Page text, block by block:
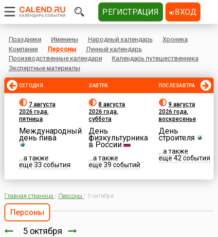
Праздники Именины Народный календарь
Хроника
Компании
Персоны
Лунный календарь
Производственные календари
Календарь путешественника
Экспертные материалы
СЕГОДНЯ
7 августа
2026 года,
пятница
Международный
день пива
...а также
еще 33 события
ЗАВТРА
8 августа
2026 года,
суббота
День
физкультурника
в России
...а также
еще 39 событий
ПОСЛЕЗАВТРА
9 августа
2026 года,
воскресенье
День
строителя
...а также
еще 42 события
Главная страница / Персоны / 5 октября
Персоны
5 октября
РЕГИСТРАЦИЯ ВХОД